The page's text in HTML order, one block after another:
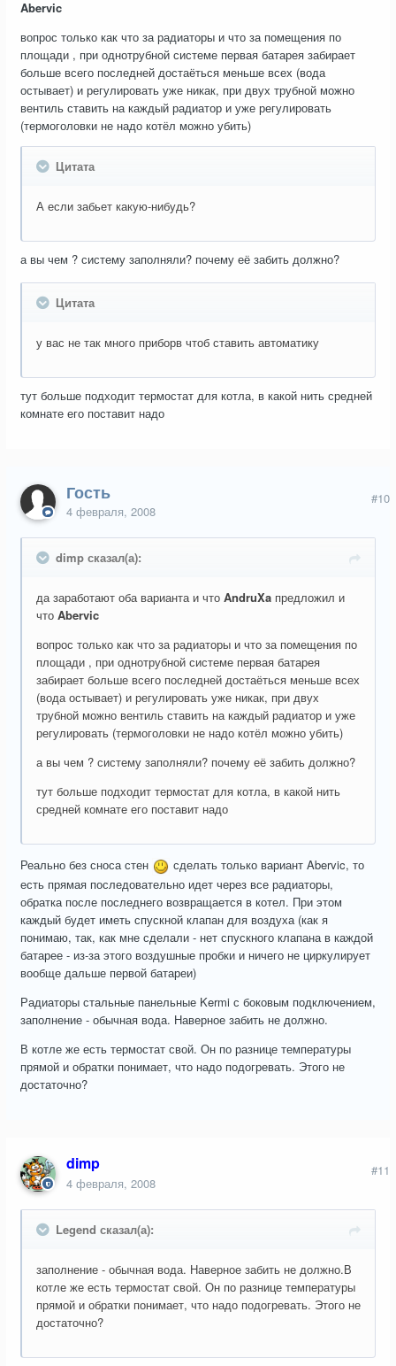
Abervic
вопрос только как что за радиаторы и что за помещения по
площади , при однотрубной системе первая батарея забирает
больше всего последней достаёться меньше всех (вода
остывает) и регулировать уже никак, при двух трубной можно
вентиль ставить на каждый радиатор и уже регулировать
(термоголовки не надо котёл можно убить)
Цитата
А если забьет какую-нибудь?
а вы чем ? систему заполняли? почему её забить должно?
Цитата
у вас не так много приборв чтоб ставить автоматику
тут больше подходит термостат для котла, в какой нить средней
комнате его поставит надо
Гость
4 февраля, 2008
#10
dimp сказал(а):
да заработают оба варианта и что AndruXa предложил и
что Abervic
вопрос только как что за радиаторы и что за помещения по
площади , при однотрубной системе первая батарея
забирает больше всего последней достаёться меньше всех
(вода остывает) и регулировать уже никак, при двух
трубной можно вентиль ставить на каждый радиатор и уже
регулировать (термоголовки не надо котёл можно убить)
а вы чем ? систему заполняли? почему её забить должно?
тут больше подходит термостат для котла, в какой нить
средней комнате его поставит надо
Реально без сноса стен
сделать только вариант Abervic, то
есть прямая последовательно идет через все радиаторы,
обратка после последнего возвращается в котел. При этом
каждый будет иметь спускной клапан для воздуха (как я
понимаю, так, как мне сделали - нет спускного клапана в каждой
батарее - из-за этого воздушные пробки и ничего не циркулирует
вообще дальше первой батареи)
Радиаторы стальные панельные Kermi с боковым подключением,
заполнение - обычная вода. Наверное забить не должно.
В котле же есть термостат свой. Он по разнице температуры
прямой и обратки понимает, что надо подогревать. Этого не
достаточно?
dimp
4 февраля, 2008
#11
Legend сказал(а):
заполнение - обычная вода. Наверное забить не должно.В
котле же есть термостат свой. Он по разнице температуры
прямой и обратки понимает, что надо подогревать. Этого не
достаточно?